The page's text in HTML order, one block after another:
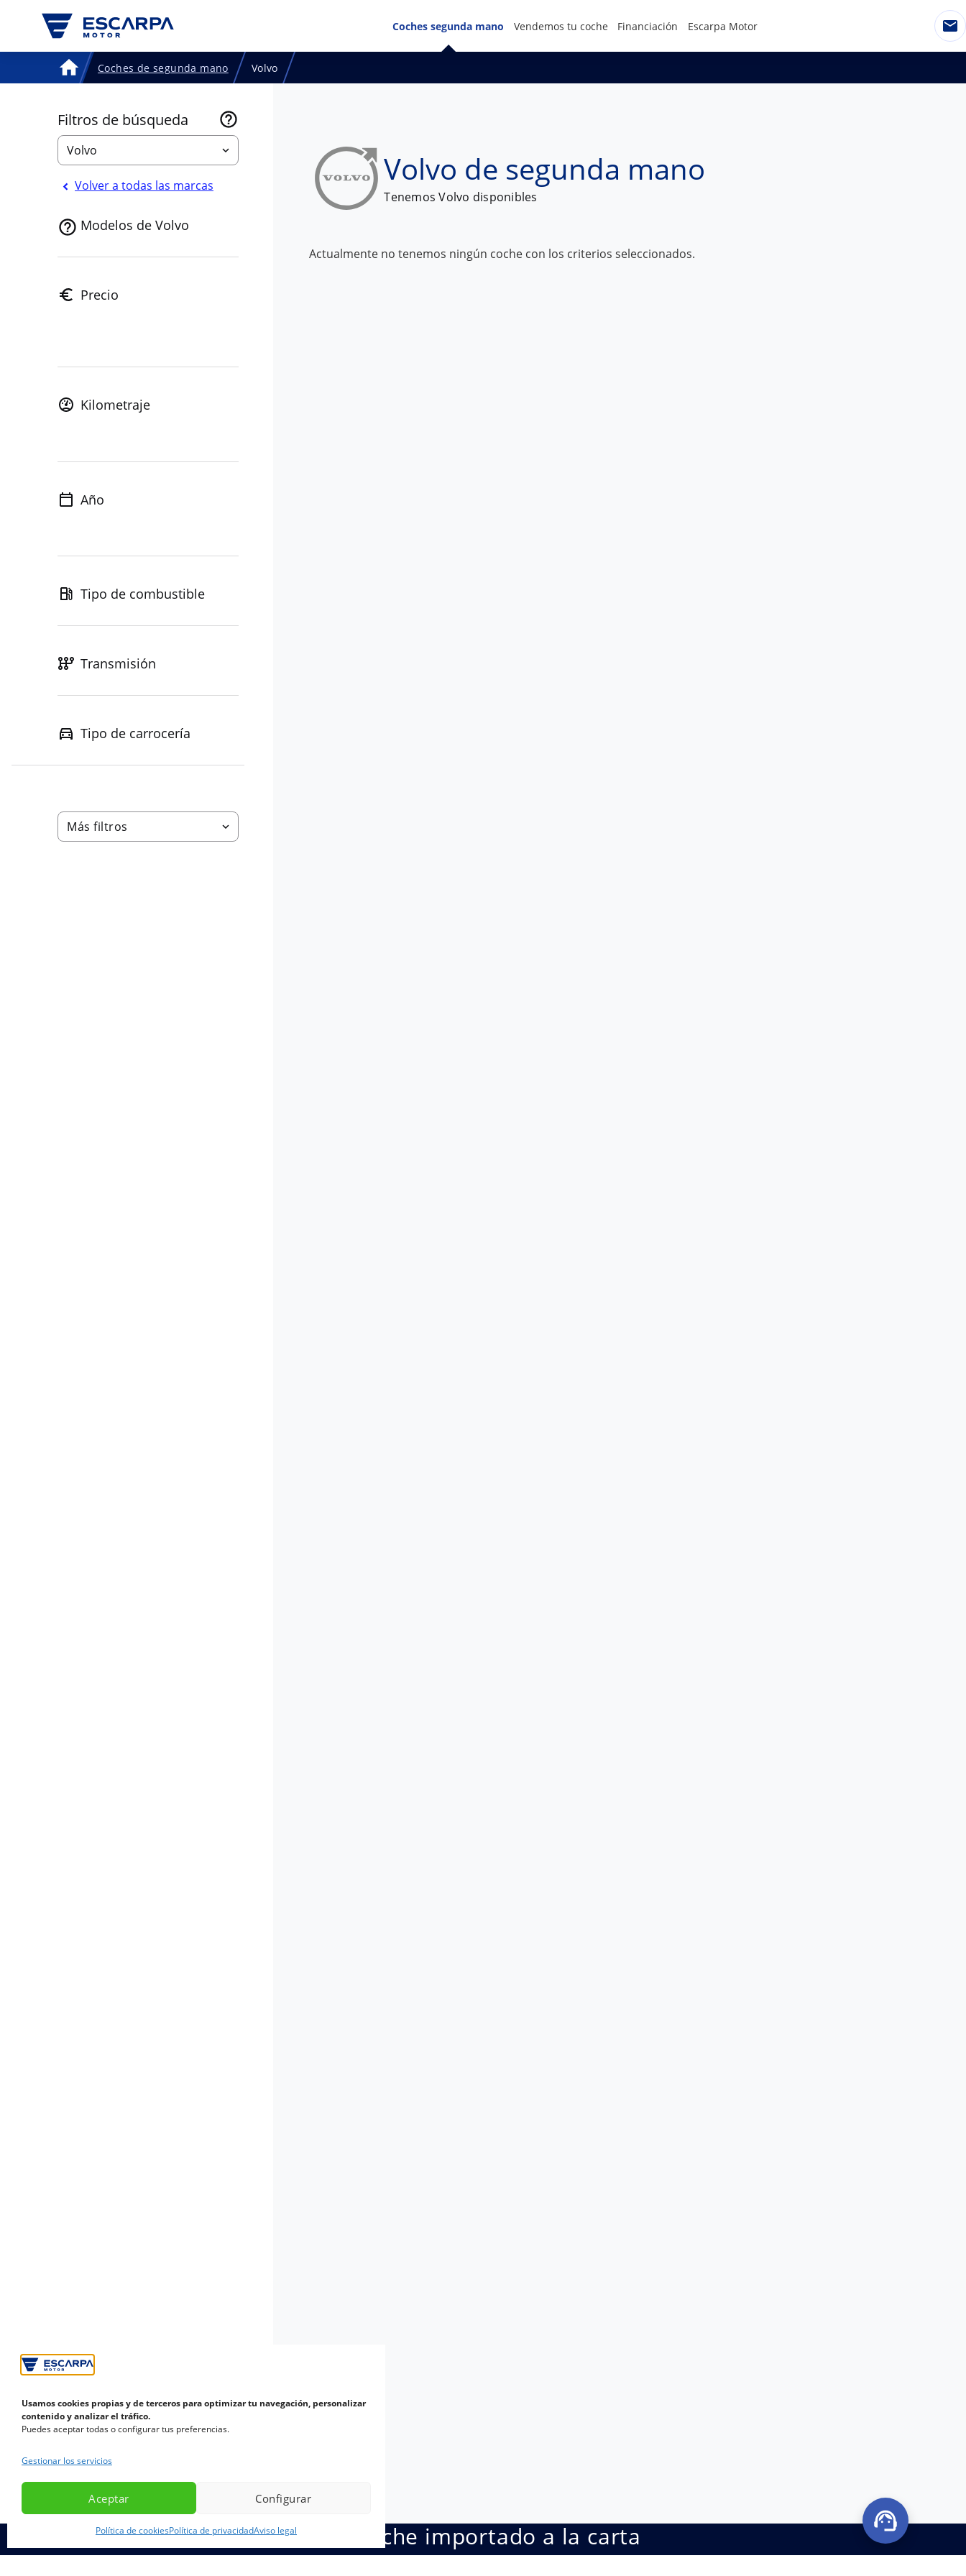
Usamos cookies propias y de terceros para optimizar tu navegación, personalizar
contenido y analizar el tráfico.
Puedes aceptar todas o configurar tus preferencias.
Gestionar los servicios
Aceptar Configurar
Política de cookiesPolítica de privacidadAviso legal
Coches segunda mano Vendemos tu coche Financiación Escarpa Motor
HomeCoches de segunda mano Volvo
Filtros de búsqueda
Volvo
Volver a todas las marcas
Modelos de Volvo
Precio
Kilometraje
Año
Tipo de combustible
Transmisión
Tipo de carrocería
Más filtros
Volvo de segunda mano
TenemosVolvo disponibles
Actualmente no tenemos ningún coche con los criterios seleccionados.
Tu coche importado a la carta